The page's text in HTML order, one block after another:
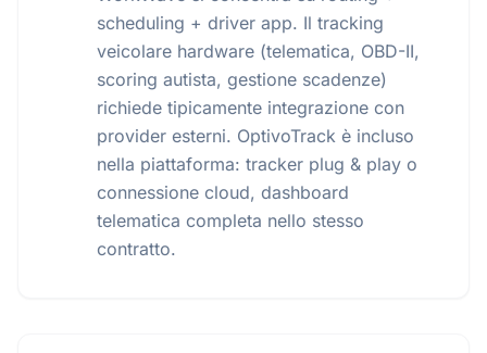
scheduling + driver app. Il tracking
veicolare hardware (telematica, OBD-II,
scoring autista, gestione scadenze)
richiede tipicamente integrazione con
provider esterni. OptivoTrack è incluso
nella piattaforma: tracker plug & play o
connessione cloud, dashboard
telematica completa nello stesso
contratto.